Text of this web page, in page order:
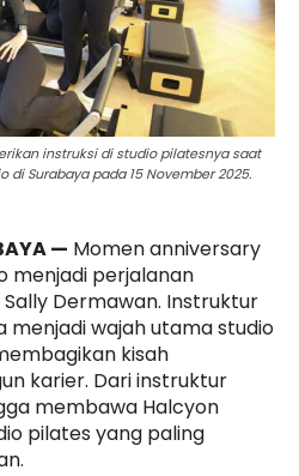
instruksi di studio pilatesnya saat
di Surabaya pada 15 November 2025.
— Momen anniversary
menjadi perjalanan
Dermawan. Instruktur
menjadi wajah utama studio
kisah
karier. Dari instruktur
membawa Halcyon
pilates yang paling